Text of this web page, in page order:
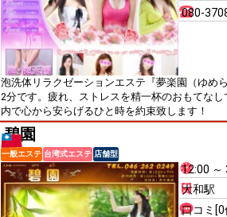
080-
泡洗体リラクゼーションエステ『夢楽園（ゆめ
2分です。疲れ、ストレスを精一杯のおもてな
内で心から安らげるひと時を約束致します！
碧園
一般エステ 台湾式エステ 店舗型
12:00 ～
大和駅
口コミ[0